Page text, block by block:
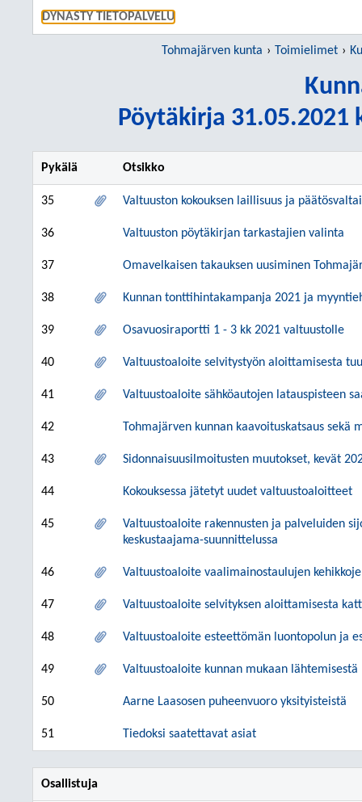
DYNASTY TIETOPALVELU
Tohmajärven kunta Toimielimet
Pöytäkirja 31.05.2021
Pykälä Otsikko
35 Valtuuston kokouksen laillisuus ja
36 Valtuuston pöytäkirjan tarkastajien valinta
37 Omavelkaisen takauksen uusiminen
38 Kunnan tonttihintakampanja 2021 ja
39 Osavuosiraportti 1 - 3 kk 2021 valtuustolle
40 Valtuustoaloite selvitystyön aloittamisesta
41 Valtuustoaloite sähköautojen latauspisteen
42 Tohmajärven kunnan kaavoituskatsaus sekä
43 Sidonnaisuusilmoitusten muutokset, kevät
44 Kokouksessa jätetyt uudet valtuustoaloitteet
45
Valtuustoaloite rakennusten ja palveluiden
keskustaajama-suunnittelussa
46 Valtuustoaloite vaalimainostaulujen
47 Valtuustoaloite selvityksen aloittamisesta
48 Valtuustoaloite esteettömän luontopolun ja
49 Valtuustoaloite kunnan mukaan
50 Aarne Laasosen puheenvuoro yksityisteistä
51 Tiedoksi saatettavat asiat
Osallistuja